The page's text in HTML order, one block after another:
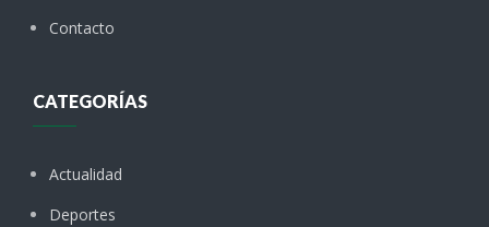
Contacto
CATEGORÍAS
Actualidad
Deportes